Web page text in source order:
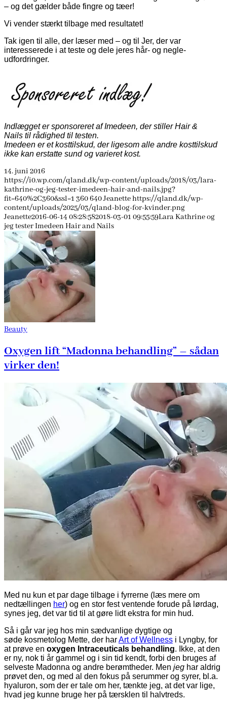
– og det gælder både fingre og tæer!
Vi vender stærkt tilbage med resultatet!
Tak igen til alle, der læser med – og til Jer, der var
interesserede i at teste og dele jeres hår- og negle-
udfordringer.
Indlægget er sponsoreret af Imedeen, der stiller Hair &
Nails til rådighed til testen.
Imedeen er et kosttilskud, der ligesom alle andre kosttilskud
ikke kan erstatte sund og varieret kost.
14. juni 2016
https://i0.wp.com/qland.dk/wp-content/uploads/2018/03/lara-
kathrine-og-jeg-tester-imedeen-hair-and-nails.jpg?
fit=640%2C360&ssl=1 360640Jeanettehttps://qland.dk/wp-
content/uploads/2025/03/qland-blog-for-kvinder.png
Jeanette2016-06-14 08:28:582018-03-01 09:55:59Lara Kathrine og
jeg tester Imedeen Hair and Nails
Beauty
Oxygen lift “Madonna behandling” – sådan
virker den!
Med nu kun et par dage tilbage i fyrrerne (læs mere om
nedtællingen her) og en stor fest ventende forude på lørdag,
synes jeg, det var tid til at gøre lidt ekstra for min hud.
Så i går var jeg hos min sædvanlige dygtige og
søde kosmetolog Mette, der harArt of Wellness i Lyngby, for
at prøve en oxygen Intraceuticals behandling. Ikke, at den
er ny, nok ti år gammel og i sin tid kendt, forbi den bruges af
selveste Madonna og andre berømtheder. Men jeg har aldrig
prøvet den, og med al den fokus på serummer og syrer, bl.a.
hyaluron, som der er tale om her, tænkte jeg, at det var lige,
hvad jeg kunne bruge her på tærsklen til halvtreds.